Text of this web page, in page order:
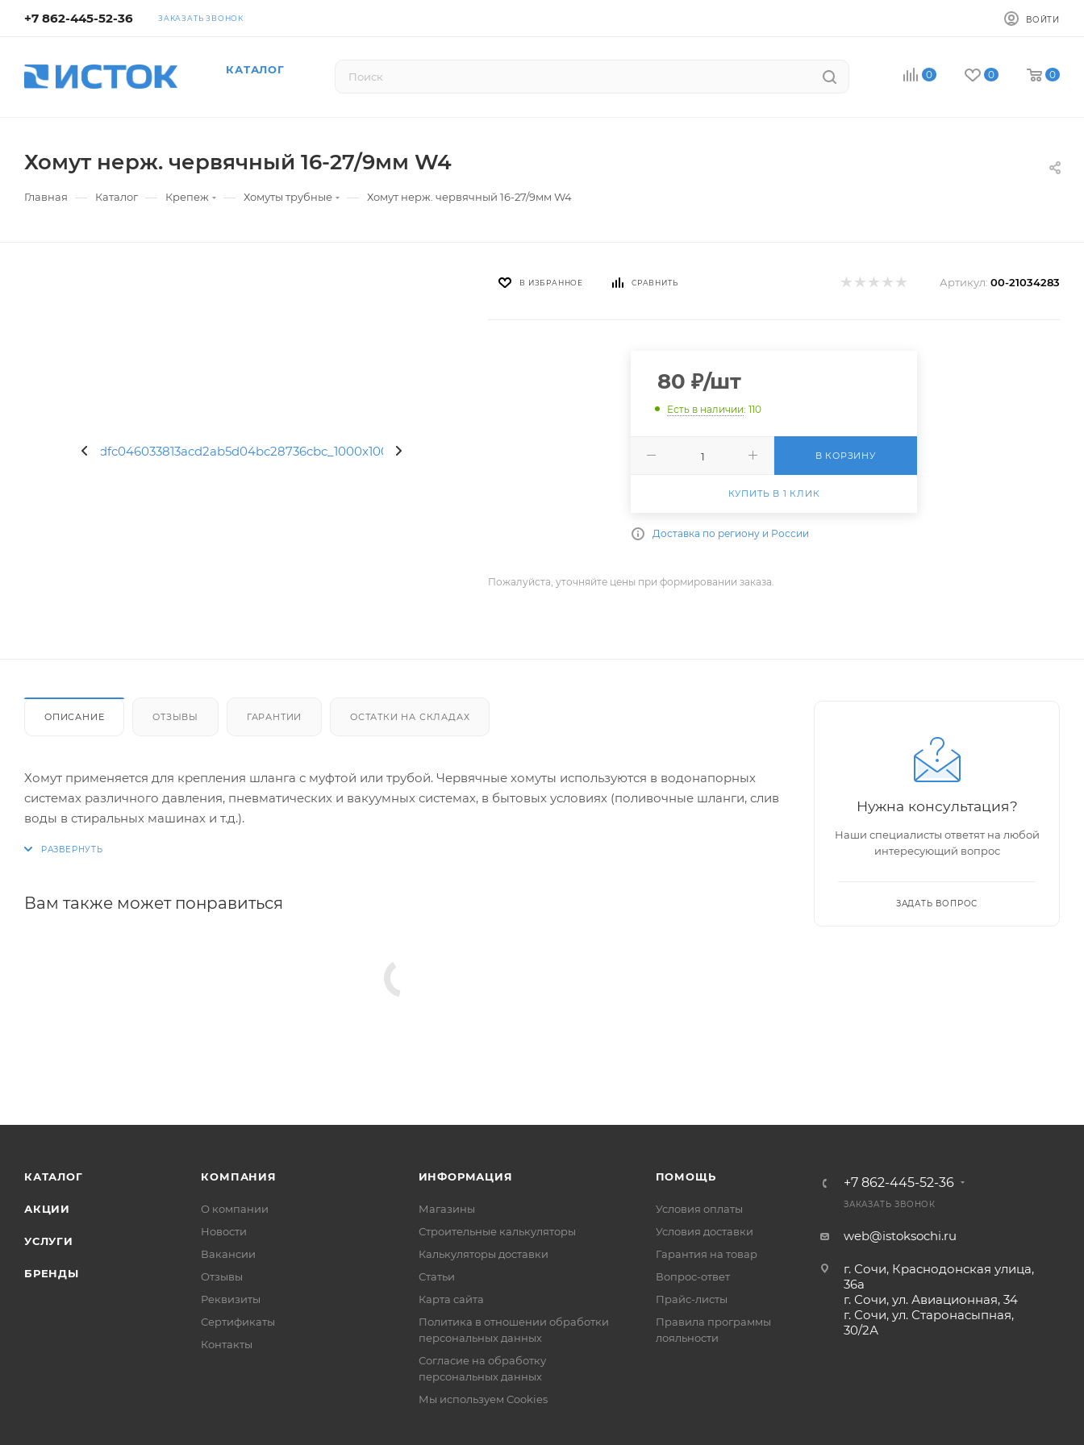
+7 862-445-52-36 ЗАКАЗАТЬ ЗВОНОК ВОЙТИ
КАТАЛОГ 0 0 0
Хомут нерж. червячный 16-27/9мм W4
Главная — Каталог — Крепеж — Хомуты трубные — Хомут нерж. червячный 16-27/9мм W4
В ИЗБРАННОЕ СРАВНИТЬ Артикул: 00-21034283
80 ₽/шт
Есть в наличии: 110
В КОРЗИНУ
КУПИТЬ В 1 КЛИК
Доставка по региону и России
Пожалуйста, уточняйте цены при формировании заказа.
ОПИСАНИЕ ОТЗЫВЫ ГАРАНТИИ ОСТАТКИ НА СКЛАДАХ
Хомут применяется для крепления шланга с муфтой или трубой. Червячные хомуты используются в водонапорных
системах различного давления, пневматических и вакуумных системах, в бытовых условиях (поливочные шланги, слив
воды в стиральных машинах и т.д.).
Вам также может понравиться
Нужна консультация?
Наши специалисты ответят на любой
интересующий вопрос
ЗАДАТЬ ВОПРОС
КАТАЛОГ
АКЦИИ
УСЛУГИ
БРЕНДЫ
КОМПАНИЯ
О компании
Новости
Вакансии
Отзывы
Реквизиты
Сертификаты
Контакты
ИНФОРМАЦИЯ
Магазины
Строительные калькуляторы
Калькуляторы доставки
Статьи
Карта сайта
Политика в отношении обработки
персональных данных
Согласие на обработку
персональных данных
Мы используем Cookies
ПОМОЩЬ
Условия оплаты
Условия доставки
Гарантия на товар
Вопрос-ответ
Прайс-листы
Правила программы
лояльности
+7 862-445-52-36
ЗАКАЗАТЬ ЗВОНОК
web@istoksochi.ru
г. Сочи, Краснодонская улица,
36а
г. Сочи, ул. Авиационная, 34
г. Сочи, ул. Старонасыпная,
30/2А